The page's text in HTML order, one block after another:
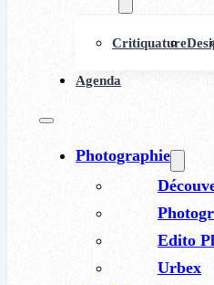
Critiquature
Agenda
Photographie
Edito
Urbex